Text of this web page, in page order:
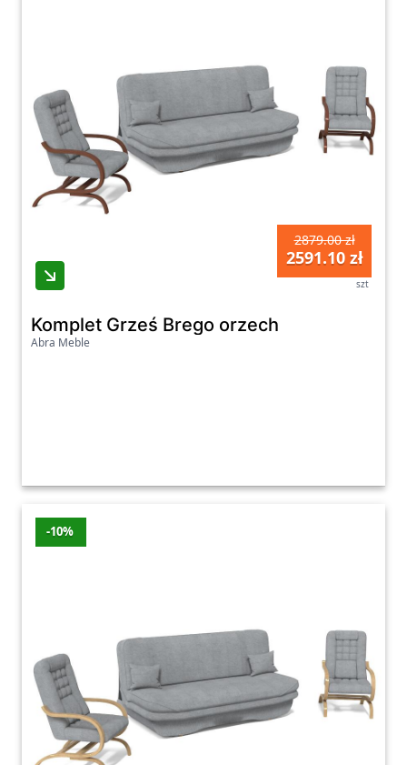
2879.00 zł
2591.10 zł
szt
Komplet Grześ Brego orzech
Abra Meble
-10%